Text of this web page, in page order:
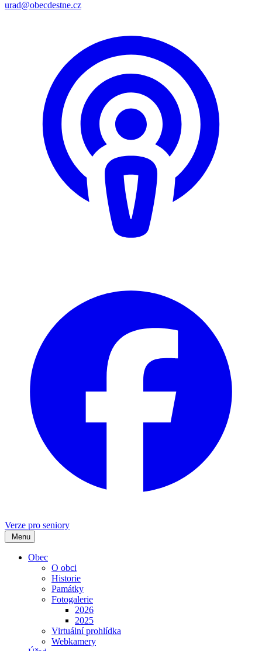
urad@obecdestne.cz
Verze pro seniory
Menu
Obec
O obci
Historie
Památky
Fotogalerie
2026
2025
Virtuální prohlídka
Webkamery